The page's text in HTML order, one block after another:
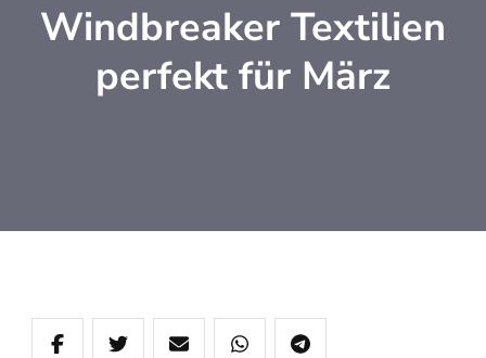
Windbreaker Textilien
perfekt für März